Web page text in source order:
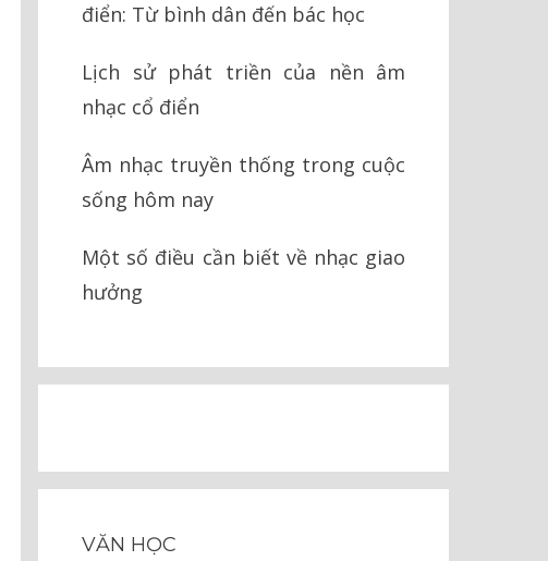
điển: Từ bình dân đến bác học
Lịch sử phát triền của nền âm
nhạc cổ điển
Âm nhạc truyền thống trong cuộc
sống hôm nay
Một số điều cần biết về nhạc giao
hưởng
VĂN HỌC